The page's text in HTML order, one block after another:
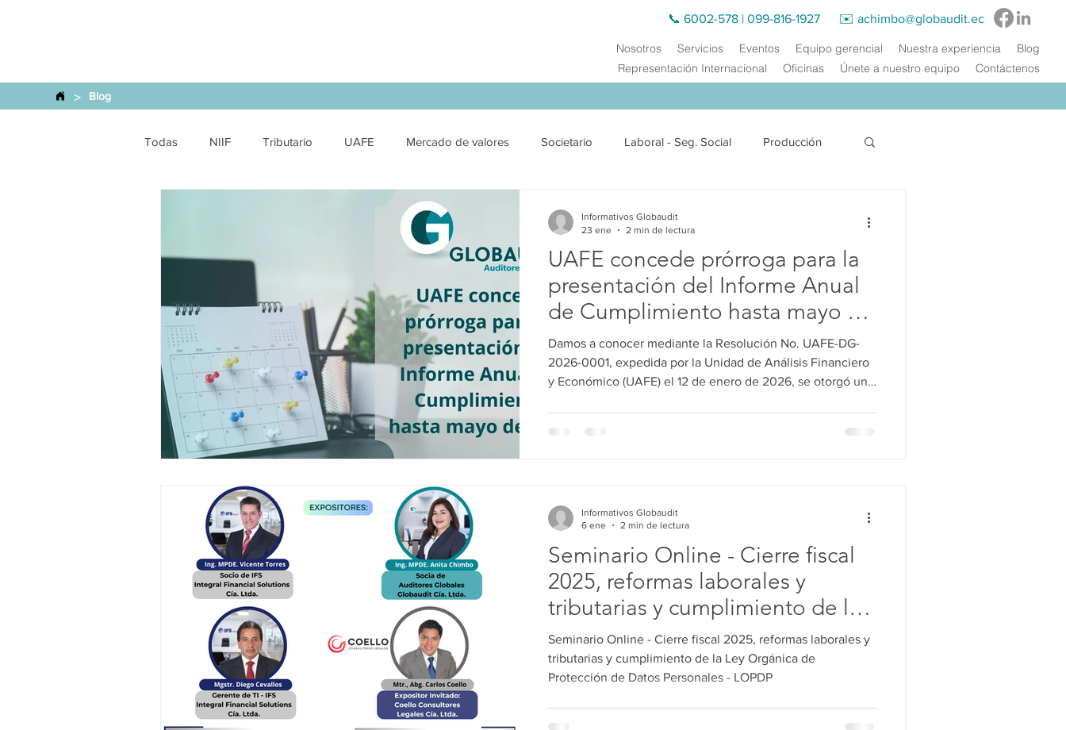
📞 6002-578 | 099-816-1927‬ ✉️ achimbo@globaudit.ec
Nosotros Servicios Eventos Equipo gerencial Nuestra experiencia
Blog
Representación Internacional
Oficinas Únete a nuestro equipo Contáctenos
> Blog
Todas NIIF Tributario UAFE Mercado de valores Societario Laboral - Seg. Social Producción
Jurídico
Precios de Transferencia Auditoría Externa Capacitación
UAFE concede prórroga para la
presentación del Informe Anual
de Cumplimiento hasta mayo de
2026
Damos a conocer mediante la Resolución No. UAFE-DG-
2026-0001, expedida por la Unidad de Análisis Financiero
y Económico (UAFE) el 12 de enero de 2026, se otorgó una
ampliación tiene como finalidad fortalecer los procesos de
Informativos Globaudit
23 ene
2 min de lectura
Seminario Online - Cierre fiscal
2025, reformas laborales y
tributarias y cumplimiento de la
Ley Orgánica de Protección de
Datos Personales - LOPDP
Seminario Online - Cierre fiscal 2025, reformas laborales y
tributarias y cumplimiento de la Ley Orgánica de
Protección de Datos Personales - LOPDP
Informativos Globaudit
6 ene
2 min de lectura